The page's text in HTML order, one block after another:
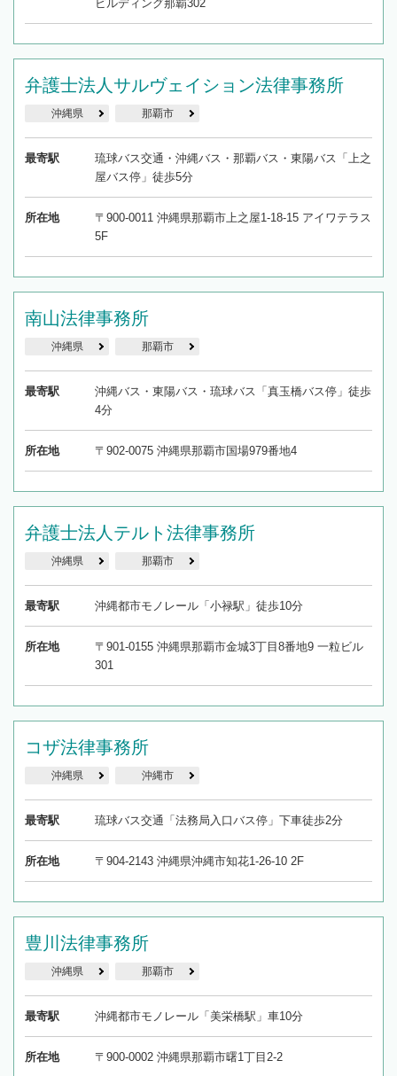
ビルディング那覇302
弁護士法人サルヴェイション法律事務所
沖縄県 那覇市
最寄駅
琉球バス交通・沖縄バス・那覇バス・東陽バス「上之
屋バス停」徒歩5分
所在地
〒900-0011 沖縄県那覇市上之屋1-18-15 アイワテラス
5F
南山法律事務所
沖縄県 那覇市
最寄駅
沖縄バス・東陽バス・琉球バス「真玉橋バス停」徒歩
4分
所在地 〒902-0075 沖縄県那覇市国場979番地4
弁護士法人テルト法律事務所
沖縄県 那覇市
最寄駅 沖縄都市モノレール「小禄駅」徒歩10分
所在地
〒901-0155 沖縄県那覇市金城3丁目8番地9 一粒ビル
301
コザ法律事務所
沖縄県 沖縄市
最寄駅 琉球バス交通「法務局入口バス停」下車徒歩2分
所在地 〒904-2143 沖縄県沖縄市知花1-26-10 2F
豊川法律事務所
沖縄県 那覇市
最寄駅 沖縄都市モノレール「美栄橋駅」車10分
所在地 〒900-0002 沖縄県那覇市曙1丁目2-2